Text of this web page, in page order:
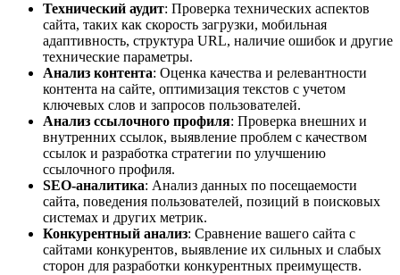
Технический аудит: Проверка технических аспектов
сайта, таких как скорость загрузки, мобильная
адаптивность, структура URL, наличие ошибок и другие
технические параметры.
Анализ контента: Оценка качества и релевантности
контента на сайте, оптимизация текстов с учетом
ключевых слов и запросов пользователей.
Анализ ссылочного профиля: Проверка внешних и
внутренних ссылок, выявление проблем с качеством
ссылок и разработка стратегии по улучшению
ссылочного профиля.
SEO-аналитика: Анализ данных по посещаемости
сайта, поведения пользователей, позиций в поисковых
системах и других метрик.
Конкурентный анализ: Сравнение вашего сайта с
сайтами конкурентов, выявление их сильных и слабых
сторон для разработки конкурентных преимуществ.